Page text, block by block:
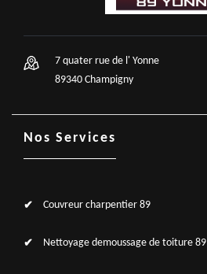
7 quater rue de l' Yonne
89340 Champigny
Nos Services
Couvreur charpentier 89
Nettoyage demoussage de toiture 89